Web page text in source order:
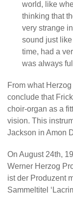
world, like
thinking that
very strange
sound just
time, had a
was always
From what
conclude that
choir-organ as a
vision. This
Jackson in Amon
On August 24th,
Werner Herzog
ist der Produzent
Sammeltitel